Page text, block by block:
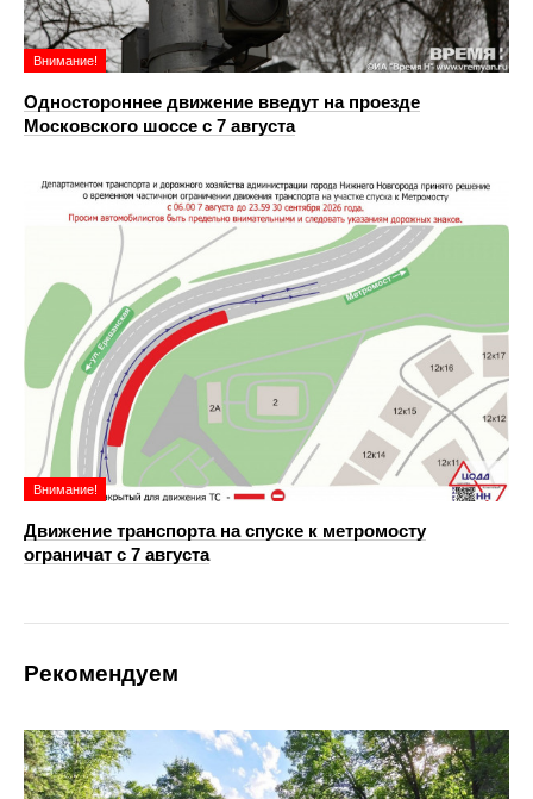
Внимание!
Одностороннее движение введут на проезде
Московского шоссе с 7 августа
Внимание!
Движение транспорта на спуске к метромосту
ограничат с 7 августа
Рекомендуем